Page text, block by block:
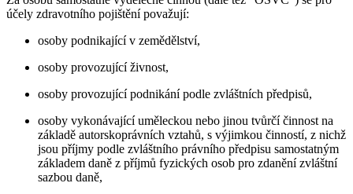
účely zdravotního pojištění považují:
osoby podnikající v zemědělství,
osoby provozující živnost,
osoby provozující podnikání podle zvláštních předpisů,
osoby vykonávající uměleckou nebo jinou tvůrčí činnost na
základě autorskoprávních vztahů, s výjimkou činností, z nichž
jsou příjmy podle zvláštního právního předpisu samostatným
základem daně z příjmů fyzických osob pro zdanění zvláštní
sazbou daně,